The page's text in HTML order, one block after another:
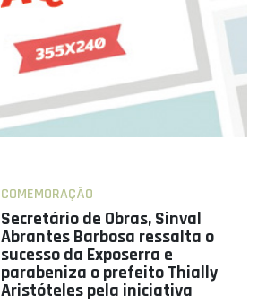
COMEMORAÇÃO
Secretário de Obras, Sinval
Abrantes Barbosa ressalta o
sucesso da Exposerra e
parabeniza o prefeito Thially
Aristóteles pela iniciativa